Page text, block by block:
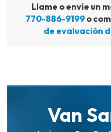
Llame o envíe un
770-886-9199o
de evaluación
Van